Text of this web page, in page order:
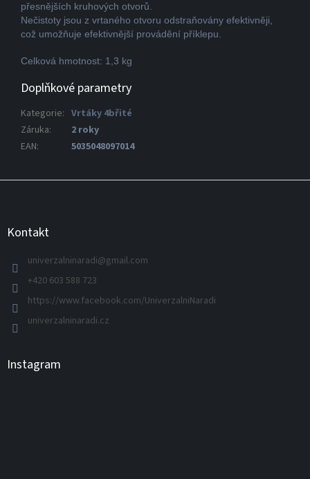
přesnějších kruhových otvorů.
Nečistoty jsou z vrtaného otvoru odstraňovány efektivněji,
což umožňuje efektivnější provádění příklepu.
Celková hmotnost: 1,3 kg
Doplňkové parametry
Kategorie: Vrtáky 4břité
Záruka:
2 roky
EAN: 5035048097014
Z
Kontakt
univerzalninaradi@gmail.com
+420 603 588 723
https://www.facebook.com/UniverzalniNaradi
univerzalninaradi.cz
Instagram